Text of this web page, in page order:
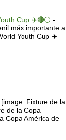
Cup ✈️🔴⚪️ -
más importante a
Youth Cup ✈️
[image: Fixture de la
de la Copa
Copa América de